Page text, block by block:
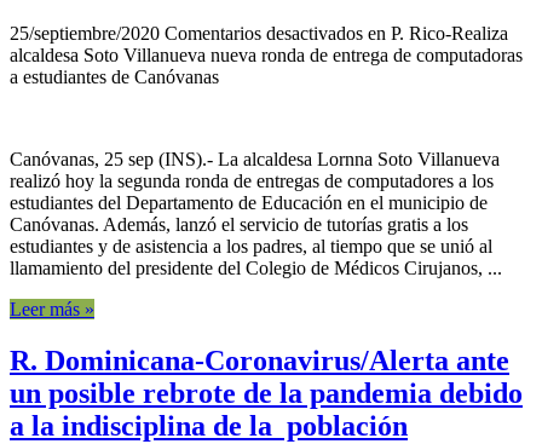
25/septiembre/2020 Comentarios desactivados en P. Rico-Realiza
alcaldesa Soto Villanueva nueva ronda de entrega de computadoras
a estudiantes de Canóvanas
Canóvanas, 25 sep (INS).- La alcaldesa Lornna Soto Villanueva
realizó hoy la segunda ronda de entregas de computadores a los
estudiantes del Departamento de Educación en el municipio de
Canóvanas. Además, lanzó el servicio de tutorías gratis a los
estudiantes y de asistencia a los padres, al tiempo que se unió al
llamamiento del presidente del Colegio de Médicos Cirujanos, ...
Leer más »
R. Dominicana-Coronavirus/Alerta ante
un posible rebrote de la pandemia debido
a la indisciplina de la población